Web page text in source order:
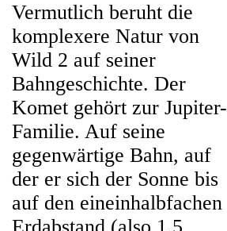
Vermutlich beruht die
komplexere Natur von
Wild 2 auf seiner
Bahngeschichte. Der
Komet gehört zur Jupiter-
Familie. Auf seine
gegenwärtige Bahn, auf
der er sich der Sonne bis
auf den eineinhalbfachen